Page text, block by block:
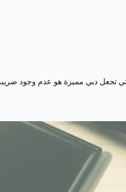
تجعل دبي مميزة هو عدم وجود